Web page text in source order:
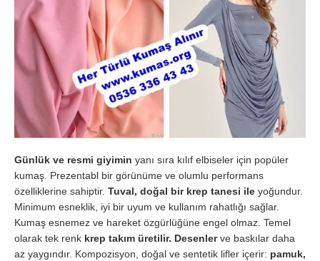
Günlük ve resmi giyimin yanı sıra kılıf elbiseler için popüler
kumaş. Prezentabl bir görünüme ve olumlu performans
özelliklerine sahiptir. Tuval, doğal bir krep tanesi ile yoğundur.
Minimum esneklik, iyi bir uyum ve kullanım rahatlığı sağlar.
Kumaş esnemez ve hareket özgürlüğüne engel olmaz. Temel
olarak tek renk krep takım üretilir. Desenlerve baskılar daha
az yaygındır. Kompozisyon, doğal ve sentetik lifler içerir: pamuk,